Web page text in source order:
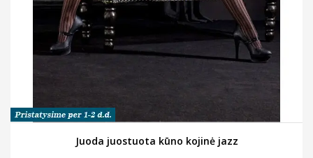
Juoda juostuota kūno kojinė jazz